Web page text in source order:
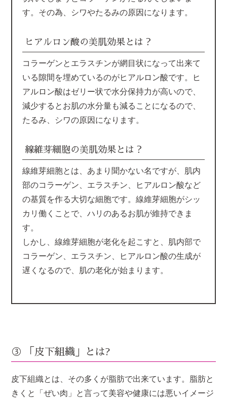
す。その為、シワやたるみの原因になります。
ヒアルロン酸の美肌効果とは？
コラーゲンとエラスチンが網目状になって出来て
いる隙間を埋めているのがヒアルロン酸です。ヒ
アルロン酸はゼリー状で水分保持力が高いので、
減少するとお肌の水分量も減ることになるので、
たるみ、シワの原因になります。
線維芽細胞の美肌効果とは？
線維芽細胞とは、あまり聞かない名ですが、肌内
部のコラーゲン、エラスチン、ヒアルロン酸など
の基質を作る大切な細胞です。線維芽細胞がシッ
カリ働くことで、ハリのあるお肌が維持できま
す。
しかし、線維芽細胞が老化を起こすと、肌内部で
コラーゲン、エラスチン、ヒアルロン酸の生成が
遅くなるので、肌の老化が始まります。
③ 「皮下組織」とは?
皮下組織とは、その多くが脂肪で出来ています。脂肪と
きくと「ぜい肉」と言って美容や健康には悪いイメージ